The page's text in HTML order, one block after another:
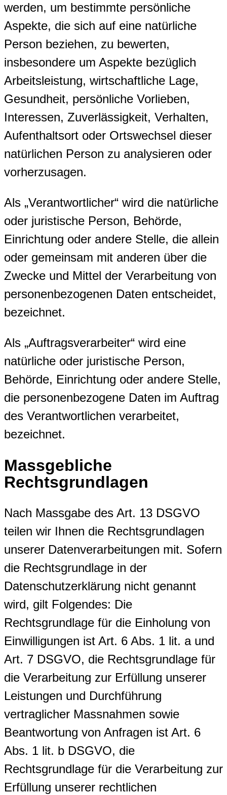
werden, um bestimmte persönliche
Aspekte, die sich auf eine natürliche
Person beziehen, zu bewerten,
insbesondere um Aspekte bezüglich
Arbeitsleistung, wirtschaftliche Lage,
Gesundheit, persönliche Vorlieben,
Interessen, Zuverlässigkeit, Verhalten,
Aufenthaltsort oder Ortswechsel dieser
natürlichen Person zu analysieren oder
vorherzusagen.
Als „Verantwortlicher“ wird die natürliche
oder juristische Person, Behörde,
Einrichtung oder andere Stelle, die allein
oder gemeinsam mit anderen über die
Zwecke und Mittel der Verarbeitung von
personenbezogenen Daten entscheidet,
bezeichnet.
Als „Auftragsverarbeiter“ wird eine
natürliche oder juristische Person,
Behörde, Einrichtung oder andere Stelle,
die personenbezogene Daten im Auftrag
des Verantwortlichen verarbeitet,
bezeichnet.
Massgebliche
Rechtsgrundlagen
Nach Massgabe des Art. 13 DSGVO
teilen wir Ihnen die Rechtsgrundlagen
unserer Datenverarbeitungen mit. Sofern
die Rechtsgrundlage in der
Datenschutzerklärung nicht genannt
wird, gilt Folgendes: Die
Rechtsgrundlage für die Einholung von
Einwilligungen ist Art. 6 Abs. 1 lit. a und
Art. 7 DSGVO, die Rechtsgrundlage für
die Verarbeitung zur Erfüllung unserer
Leistungen und Durchführung
vertraglicher Massnahmen sowie
Beantwortung von Anfragen ist Art. 6
Abs. 1 lit. b DSGVO, die
Rechtsgrundlage für die Verarbeitung zur
Erfüllung unserer rechtlichen